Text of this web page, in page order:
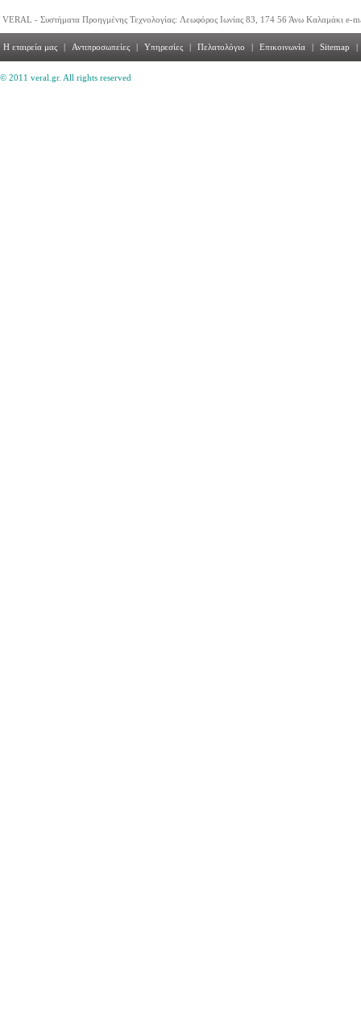
VERAL - Συστήματα Προηγμένης Τεχνολογίας: Λεωφόρος Ιωνίας 83, 174 56 Άνω Καλαμάκι e-
Η εταιρεία μας | Αντιπροσωπείες | Υπηρεσίες | Πελατολόγιο | Επικοινωνία | Sitemap |
© 2011 veral.gr. All rights reserved